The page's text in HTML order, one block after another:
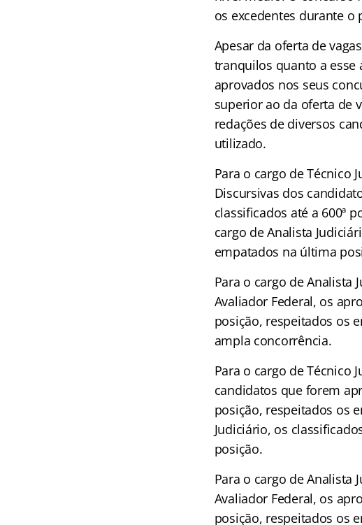
os excedentes durante o
Apesar da oferta de
tranquilos quanto a
aprovados nos seus
superior ao da oferta de
redações de diversos
utilizado.
Para o cargo de Técnico
Discursivas dos
classificados até a 600ª
cargo de Analista
empatados na última
Para o cargo de Analista
Avaliador Federal, os
posição, respeitados os
ampla concorrência.
Para o cargo de Técnico
candidatos que forem
posição, respeitados os
Judiciário, os
posição.
Para o cargo de Analista
Avaliador Federal, os
posição, respeitados os